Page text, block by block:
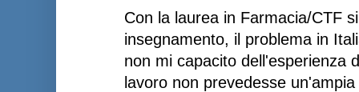
Con la laurea in Farmacia/CTF
insegnamento, il problema in
non mi capacito dell'esperienza
lavoro non prevedesse